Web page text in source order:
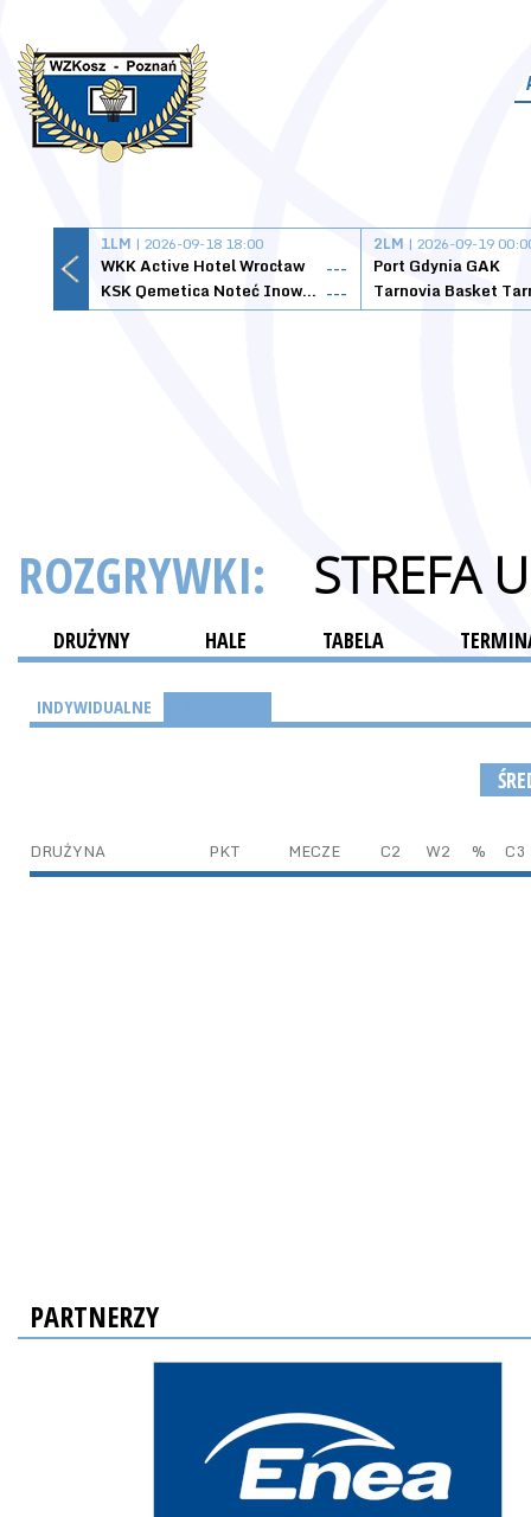
1LM | 2026-09-18 18:00
WKK Active Hotel Wrocław
---
KSK Qemetica Noteć Inowrocław ---
2LM | 2026-09-19
Port Gdynia GAK
ROZGRYWKI: STREFA
DRUŻYNY HALE TABELA
INDYWIDUALNE
DRUŻYNA PKT MECZE C2 W2 % C3
PARTNERZY